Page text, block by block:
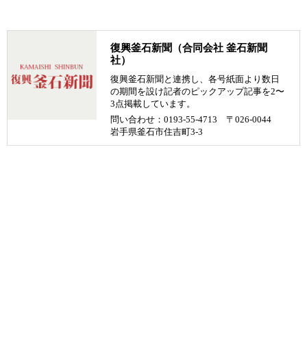
復興釜石新聞（合同会社 釜石新聞
社）
復興釜石新聞と連携し、各号紙面より数日
の期間を設け記者のピックアップ記事を2〜
3点掲載しています。
問い合わせ：0193-55-4713 〒026-0044
岩手県釜石市住吉町3-3